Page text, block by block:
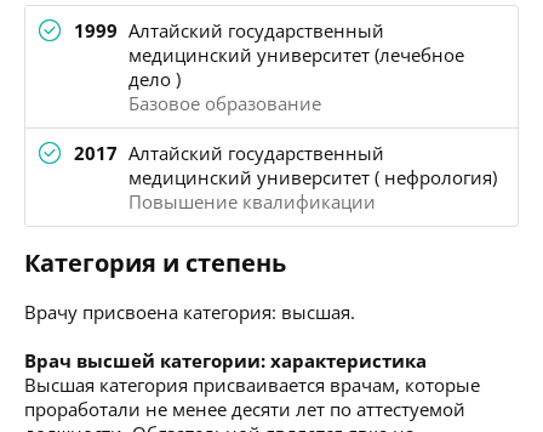
1999 Алтайский государственный
медицинский университет (лечебное
дело )
Базовое образование
2017 Алтайский государственный
медицинский университет ( нефрология)
Повышение квалификации
Категория и степень
Врачу присвоена категория: высшая.
Врач высшей категории: характеристика
Высшая категория присваивается врачам, которые
проработали не менее десяти лет по аттестуемой